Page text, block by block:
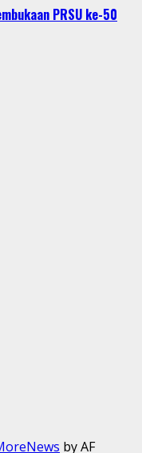
PRSU ke-50
by AF